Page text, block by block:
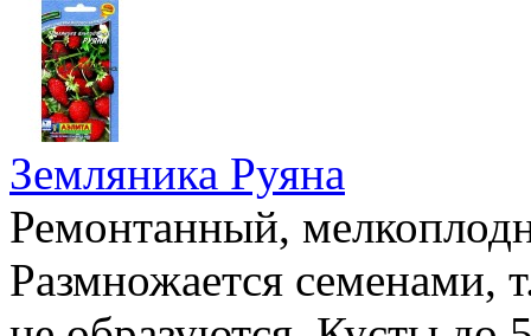
Земляника Руяна
Ремонтанный,
Размножается семенами,